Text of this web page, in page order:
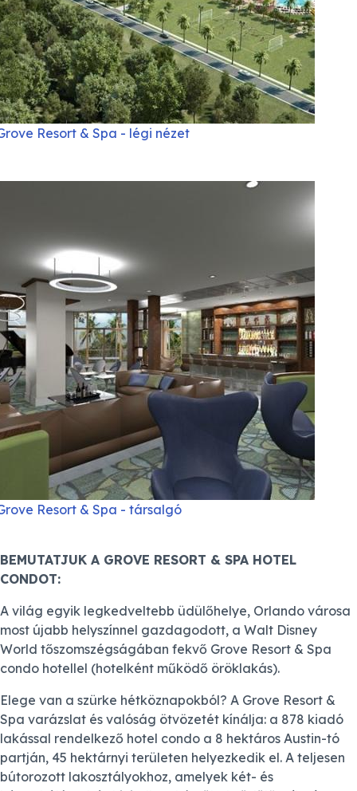
Resort & Spa - légi nézet
Resort & Spa - társalgó
BEMUTATJUK A GROVE RESORT & SPA HOTEL
CONDOT:
A világ egyik legkedveltebb üdülőhelye, Orlando városa
most újabb helyszínnel gazdagodott, a Walt Disney
World tőszomszégságában fekvő Grove Resort & Spa
condo hotellel (hotelként működő öröklakás).
Elege van a szürke hétköznapokból? A Grove Resort &
Spa varázslat és valóság ötvözetét kínálja: a 878 kiadó
lakással rendelkező hotel condo a 8 hektáros Austin-tó
partján, 45 hektárnyi területen helyezkedik el. A teljesen
bútorozott lakosztályokhoz, amelyek két- és